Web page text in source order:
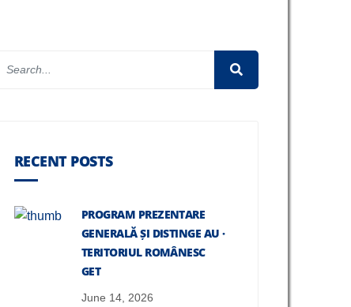
RECENT POSTS
PROGRAM PREZENTARE
GENERALĂ ȘI DISTINGE AU ·
TERITORIUL ROMÂNESC
GET
June 14, 2026